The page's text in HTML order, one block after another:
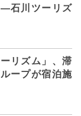
石川ツーリズ
リズム」、滞
ープが宿泊施